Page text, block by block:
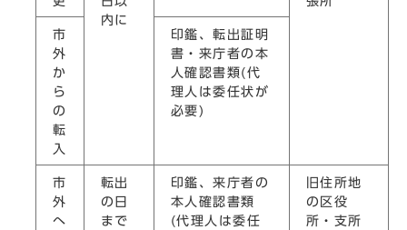
内に
市
外
か
ら
の
転
入
印鑑、転出証明
書・来庁者の本
人確認書類(代
理人は委任状が
必要)
市
外
へ
転出
の日
まで
印鑑、来庁者の
本人確認書類
(代理人は委任
旧住所地
の区役
所・支所